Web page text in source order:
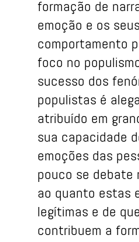
formação de
emoção e os
comportamento
foco no
sucesso dos
populistas é
atribuído em
sua capacidade
emoções das
pouco se debate
ao quanto estas
legítimas e de
contribuem a